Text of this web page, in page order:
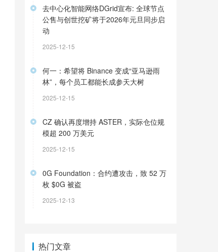
去中心化智能网络DGrid宣布: 全球节点
公售与创世挖矿将于2026年元旦同步启
动
2025-12-15
何一：希望将 Binance 变成“亚马逊雨
林”，每个员工都能长成参天大树
2025-12-15
CZ 确认再度增持 ASTER，实际仓位规
模超 200 万美元
2025-12-15
0G Foundation：合约遭攻击，致 52 万
枚 $0G 被盗
2025-12-13
热门文章